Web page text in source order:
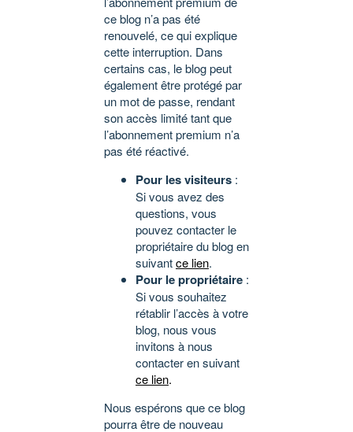
ce blog n’a pas été
renouvelé, ce qui explique
cette interruption. Dans
certains cas, le blog peut
également être protégé par
un mot de passe, rendant
son accès limité tant que
l’abonnement premium n’a
pas été réactivé.
Pour les visiteurs :
Si vous avez des
questions, vous
pouvez contacter le
propriétaire du blog en
suivantce lien.
Pour le propriétaire :
Si vous souhaitez
rétablir l’accès à votre
blog, nous vous
invitons à nous
contacter en suivant
ce lien.
Nous espérons que ce blog
pourra être de nouveau